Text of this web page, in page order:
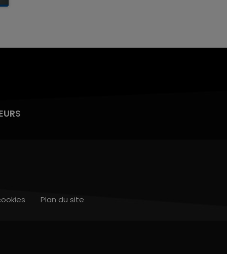
Plan du site